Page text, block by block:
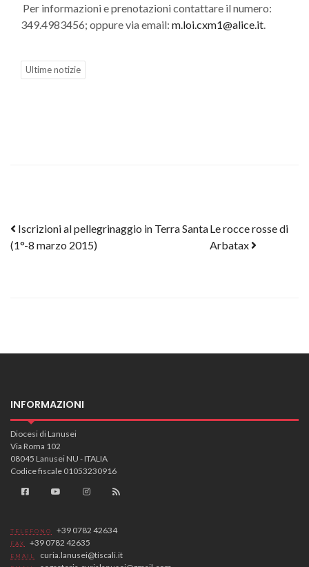
Per informazioni e prenotazioni contattare il numero:
349.4983456; oppure via email: m.loi.cxm1@alice.it
Ultime notizie
Post navigation
Iscrizioni al pellegrinaggio in Terra Santa
(1°-8 marzo 2015)
Le rocce rosse di
Arbatax
INFORMAZIONI
Diocesi di Lanusei
Via Roma 102
08045 Lanusei NU - ITALIA
Codice fiscale 01053230916
TELEFONO +39 0782 42634
FAX +39 0782 42635
EMAIL curia.lanusei@tiscali.it